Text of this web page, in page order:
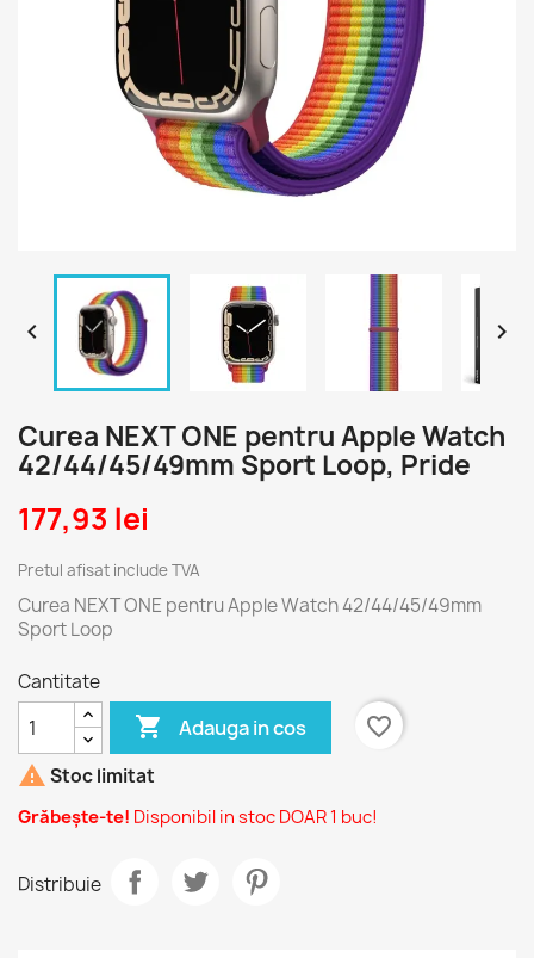
 
Curea NEXT ONE pentru Apple Watch
42/44/45/49mm Sport Loop, Pride
177,93 lei
Pretul afisat include TVA
Curea NEXT ONE pentru Apple Watch 42/44/45/49mm
Sport Loop
Cantitate
 Adauga in cos
favorite_border
 Stoc limitat
Grăbește-te! Disponibil in stoc DOAR 1 buc!
Distribuie